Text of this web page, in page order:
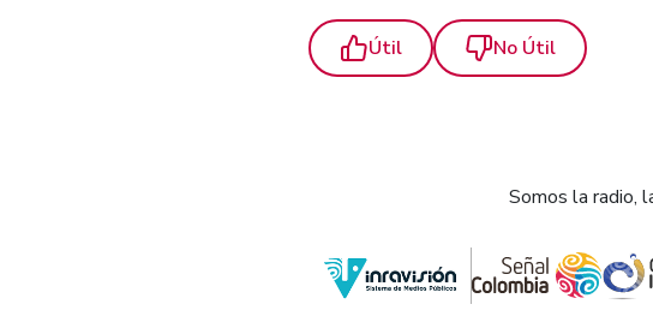
Útil No Útil
Somos la radio,